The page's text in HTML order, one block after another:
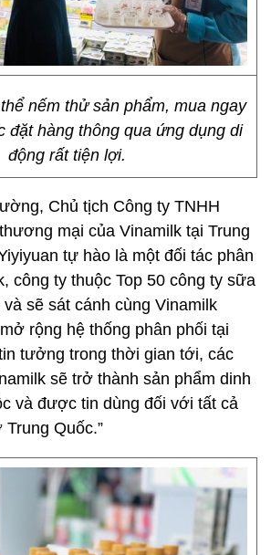
nếm thử sản phẩm, mua ngay
đặt hàng thông qua ứng dụng di
động rất tiện lợi.
Chủ tịch Công ty TNHH
mại của Vinamilk tại Trung
tự hào là một đối tác phân
công ty thuộc Top 50 công ty sữa
sẽ sát cánh cùng Vinamilk
rộng hệ thống phân phối tại
tưởng trong thời gian tới, các
sẽ trở thành sản phẩm dinh
và được tin dùng đối với tất cả
Quốc.”